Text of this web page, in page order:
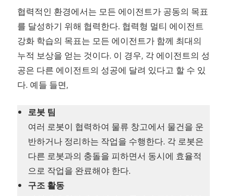
협력적인 환경에서는 모든 에이전트가 공동의 목표
를 달성하기 위해 협력한다. 협력형 멀티 에이전트
강화 학습의 목표는 모든 에이전트가 함께 최대의
누적 보상을 얻는 것이다. 이 경우, 각 에이전트의 성
공은 다른 에이전트의 성공에 달려 있다고 할 수 있
다. 예들 들면,
로봇 팀
여러 로봇이 협력하여 물류 창고에서 물건을 운
반하거나 정리하는 작업을 수행한다. 각 로봇은
다른 로봇과의 충돌을 피하면서 동시에 효율적
으로 작업을 완료해야 한다.
구조 활동